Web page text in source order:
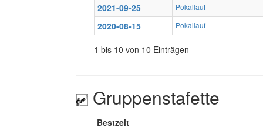
2021-09-25 Pokallauf
2020-08-15 Pokallauf
1 bis 10 von 10 Einträgen
Gruppenstafette
Bestzeit